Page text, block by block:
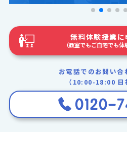
無料体験授業に
（教室でもご自宅でも体
お電話でのお問い合
（10:00-18:00 日